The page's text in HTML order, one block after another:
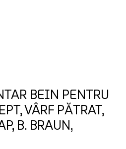
BEIN PENTRU
VÂRF PĂTRAT,
B. BRAUN,